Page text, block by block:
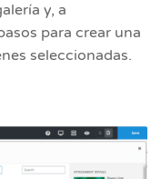
y, a
para crear una
seleccionadas.